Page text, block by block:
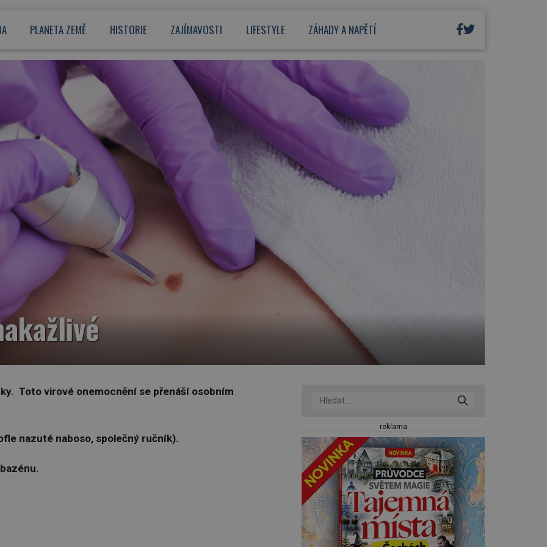
PLANETA ZEMĚ HISTORIE ZAJÍMAVOSTI LIFESTYLE ZÁHADY A NAPĚTÍ
Toto virové onemocnění se přenáší osobním
nazuté naboso, společný ručník).
reklama